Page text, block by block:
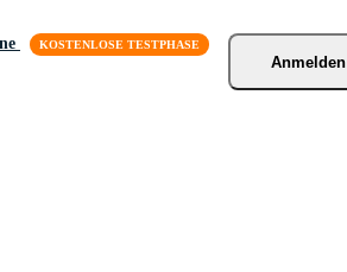
Anmelden